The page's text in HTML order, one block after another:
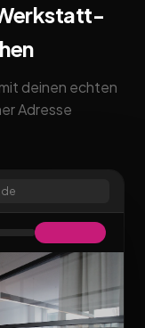
deinen echten
Adresse